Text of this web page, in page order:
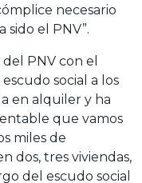
necesario
sido el PNV”.
PNV con el
social a los
en alquiler y ha
que vamos
miles de
dos, tres viviendas,
del escudo social